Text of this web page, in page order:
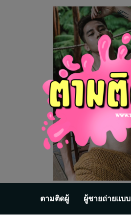
ตามติดผู้ ผู้ชายถ่ายแบบ